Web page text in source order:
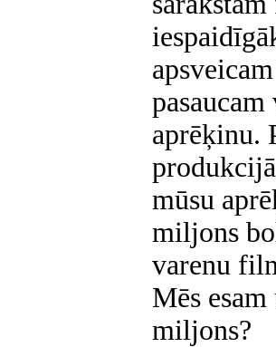
aprēķinu.
mūsu
miljons
varenu
Mēs
miljons?